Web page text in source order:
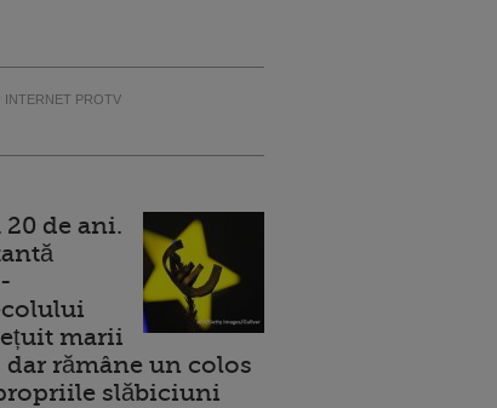
INTERNET PROTV
de ani.
marii
rămâne un colos
slăbiciuni